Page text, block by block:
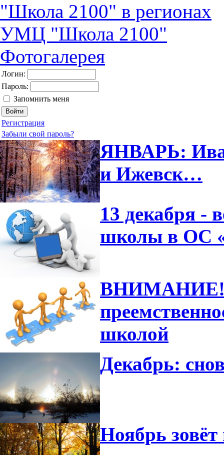
"Школа 2100" в регионах
УМЦ "Школа 2100"
Фотогалерея
Логин:
Пароль:
Запомнить меня
Регистрация
Забыли свой пароль?
ЯНВАРЬ:
и Ижевск…
13 декабря -
школы в ОС
ВНИМАНИЕ! 6
школой
Декабрь:
Ноябрь зовёт